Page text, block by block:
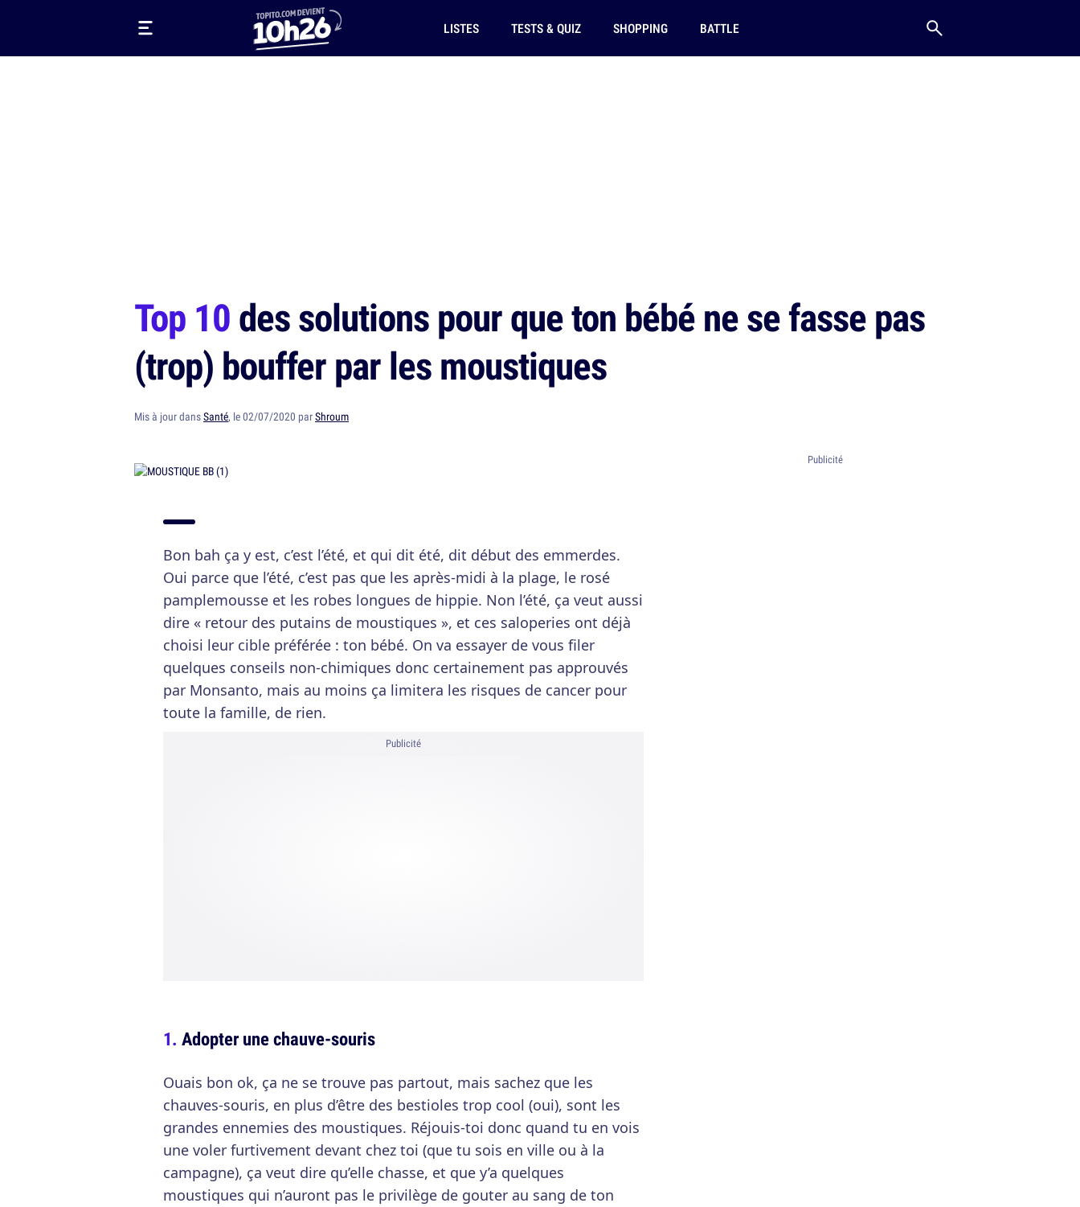
LISTES TESTS & QUIZ SHOPPING BATTLE
Top 10des solutions pour que ton bébé ne se fasse pas
(trop) bouffer par les moustiques
Mis à jour dansSanté, le 02/07/2020 parShroum
Bon bah ça y est, c’est l’été, et qui dit été, dit début des emmerdes.
Oui parce que l’été, c’est pas que les après-midi à la plage, le rosé
pamplemousse et les robes longues de hippie. Non l’été, ça veut aussi
dire « retour des putains de moustiques », et ces saloperies ont déjà
choisi leur cible préférée : ton bébé. On va essayer de vous filer
quelques conseils non-chimiques donc certainement pas approuvés
par Monsanto, mais au moins ça limitera les risques de cancer pour
toute la famille, de rien.
Publicité
Adopter une chauve-souris
Ouais bon ok, ça ne se trouve pas partout, mais sachez que les
chauves-souris, en plus d’être des bestioles trop cool (oui), sont les
grandes ennemies des moustiques. Réjouis-toi donc quand tu en vois
une voler furtivement devant chez toi (que tu sois en ville ou à la
campagne), ça veut dire qu’elle chasse, et que y’a quelques
moustiques qui n’auront pas le privilège de gouter au sang de ton